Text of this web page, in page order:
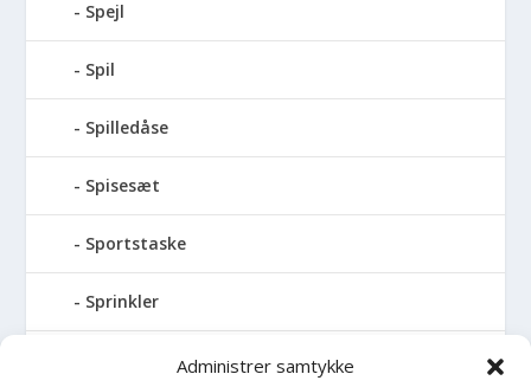
Administrer samtykke
Spejl
Spil
Spilledåse
Spisesæt
Sportstaske
Sprinkler
Stablelegetøj